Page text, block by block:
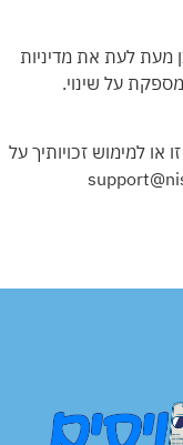
מעת לעת את מדיניות
על שינוי.
או למימוש זכויותיך על